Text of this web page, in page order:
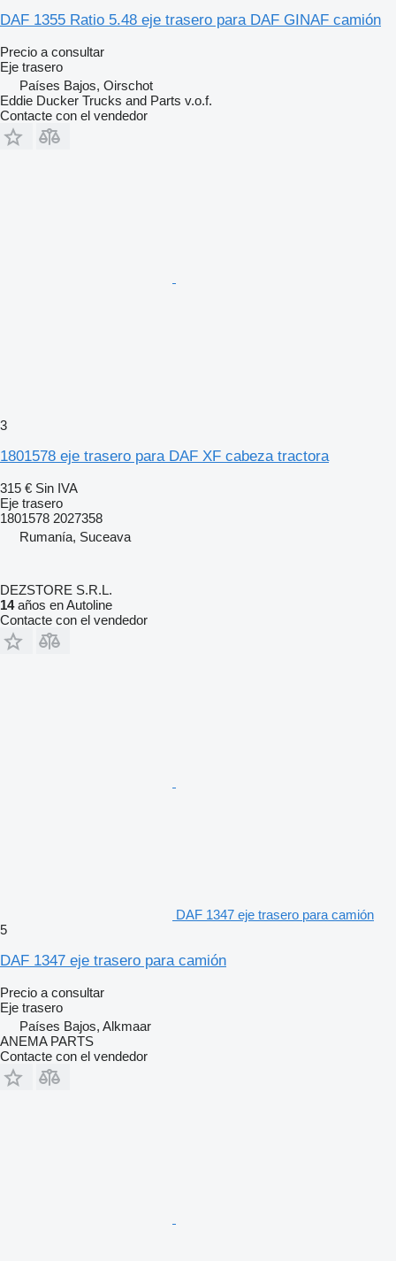
DAF 1355 Ratio 5.48 eje trasero para DAF GINAF camión
Precio a consultar
Eje trasero
Países Bajos, Oirschot
Eddie Ducker Trucks and Parts v.o.f.
Contacte con el vendedor
3
1801578 eje trasero para DAF XF cabeza tractora
315 € Sin IVA
Eje trasero
1801578 2027358
Rumanía, Suceava
DEZSTORE S.R.L.
14años en Autoline
Contacte con el vendedor
DAF 1347 eje trasero para camión
5
DAF 1347 eje trasero para camión
Precio a consultar
Eje trasero
Países Bajos, Alkmaar
ANEMA PARTS
Contacte con el vendedor